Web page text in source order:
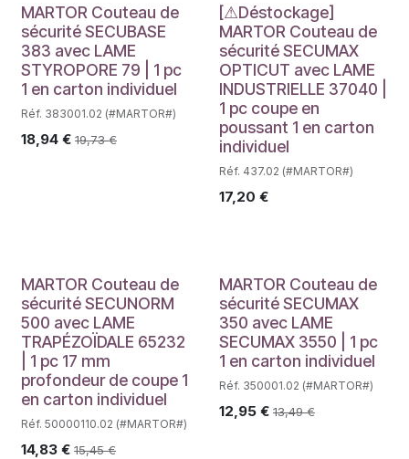
MARTOR Couteau de
sécurité SECUBASE
383 avec LAME
STYROPORE 79 | 1 pc
1 en carton individuel
Réf. 383001.02 (#MARTOR#)
18,94 € 19,73€
Déstockage
[⚠Déstockage]
MARTOR Couteau de
sécurité SECUMAX
OPTICUT avec LAME
INDUSTRIELLE 37040 |
1 pc coupe en
poussant 1 en carton
individuel
Réf. 437.02 (#MARTOR#)
17,20 €
MARTOR Couteau de
sécurité SECUNORM
500 avec LAME
TRAPÉZOÏDALE 65232
| 1 pc 17 mm
profondeur de coupe 1
en carton individuel
Réf. 50000110.02 (#MARTOR#)
14,83 € 15,45€
MARTOR Couteau de
sécurité SECUMAX
350 avec LAME
SECUMAX 3550 | 1 pc
1 en carton individuel
Réf. 350001.02 (#MARTOR#)
12,95€ 13,49€